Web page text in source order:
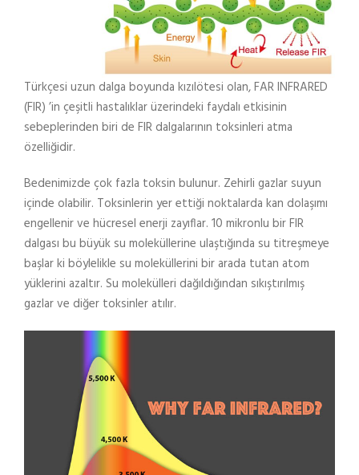
Türkçesi uzun dalga boyunda kızılötesi olan, FAR INFRARED
(FIR) ’in çeşitli hastalıklar üzerindeki faydalı etkisinin
sebeplerinden biri de FIR dalgalarının toksinleri atma
özelliğidir.
Bedenimizde çok fazla toksin bulunur. Zehirli gazlar suyun
içinde olabilir. Toksinlerin yer ettiği noktalarda kan dolaşımı
engellenir ve hücresel enerji zayıflar. 10 mikronlu bir FIR
dalgası bu büyük su moleküllerine ulaştığında su titreşmeye
başlar ki böylelikle su moleküllerini bir arada tutan atom
yüklerini azaltır. Su molekülleri dağıldığından sıkıştırılmış
gazlar ve diğer toksinler atılır.